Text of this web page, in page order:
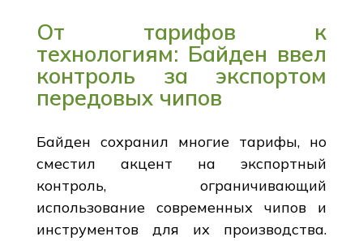
От тарифов к
технологиям: Байден ввел
контроль за экспортом
передовых чипов
Байден сохранил многие тарифы, но
сместил акцент на экспортный
контроль, ограничивающий
использование современных чипов и
инструментов для их производства.